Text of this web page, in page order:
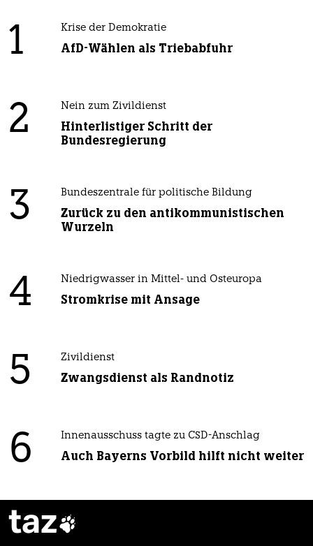
1 Krise der Demokratie
AfD-Wählen als Triebabfuhr
2 Nein zum Zivildienst
Hinterlistiger Schritt der
Bundesregierung
3 Bundeszentrale für politische Bildung
Zurück zu den antikommunistischen
Wurzeln
4 Niedrigwasser in Mittel- und Osteuropa
Stromkrise mit Ansage
5 Zivildienst
Zwangsdienst als Randnotiz
6 Innenausschuss tagte zu CSD-Anschlag
Auch Bayerns Vorbild hilft nicht weiter
taz